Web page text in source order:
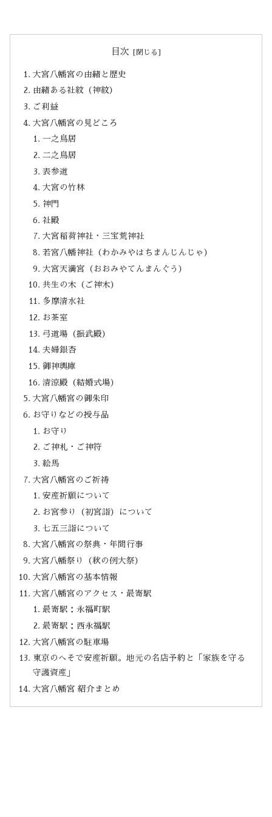
目次
大宮八幡宮の由緒と歴史
由緒ある社紋（神紋）
ご利益
大宮八幡宮の見どころ
一之鳥居
二之鳥居
表参道
大宮の竹林
神門
社殿
大宮稲荷神社・三宝荒神社
若宮八幡神社（わかみやはちまんじんじゃ）
大宮天満宮（おおみやてんまんぐう）
共生の木（ご神木）
多摩清水社
お茶室
弓道場（振武殿）
夫婦銀杏
御神輿庫
清涼殿（結婚式場）
大宮八幡宮の御朱印
お守りなどの授与品
お守り
ご神札・ご神符
絵馬
大宮八幡宮のご祈祷
安産祈願について
お宮参り（初宮詣）について
七五三詣について
大宮八幡宮の祭典・年間行事
大宮八幡祭り（秋の例大祭）
大宮八幡宮の基本情報
大宮八幡宮のアクセス・最寄駅
最寄駅：永福町駅
最寄駅：西永福駅
大宮八幡宮の駐車場
東京のへそで安産祈願。地元の名店予約と「家族を守る
守護資産」
大宮八幡宮 紹介まとめ